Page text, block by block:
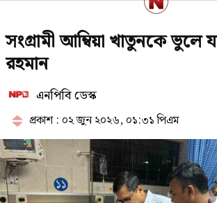
রাষ্ট্রপতি নির্বাচনে
মনোনয়নপত্র সংগ্রহ
প্রার্থী দিচ্ছে জামায়াত
১৯৯১ সালের পর
সংগ্রামী আম্বিয়া খাতুনকে ভুলে
রহমান
এনপিবি ডেস্ক
প্রকাশ : ০২ জুন ২০২৬, ০১:৩১ পিএম